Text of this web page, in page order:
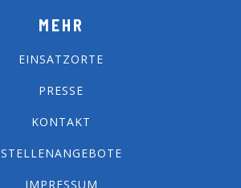
MEHR
EINSATZORTE
PRESSE
KONTAKT
STELLENANGEBOTE
IMPRESSUM